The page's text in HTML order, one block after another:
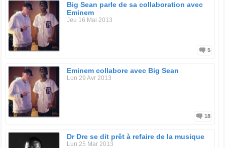
Big Sean parle de sa collaboration avec
Eminem
Jeu 16 Mai 2013
5
Eminem collabore avec Big Sean
Lun 29 Avr 2013
18
Dr Dre se dit prêt à refaire de la musique
Lun 25 Mar 2013